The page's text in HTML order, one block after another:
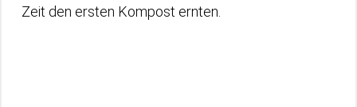
Zeit den ersten Kompost ernten.